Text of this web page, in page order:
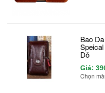
Bao
Đỏ
Giá:
Chọn